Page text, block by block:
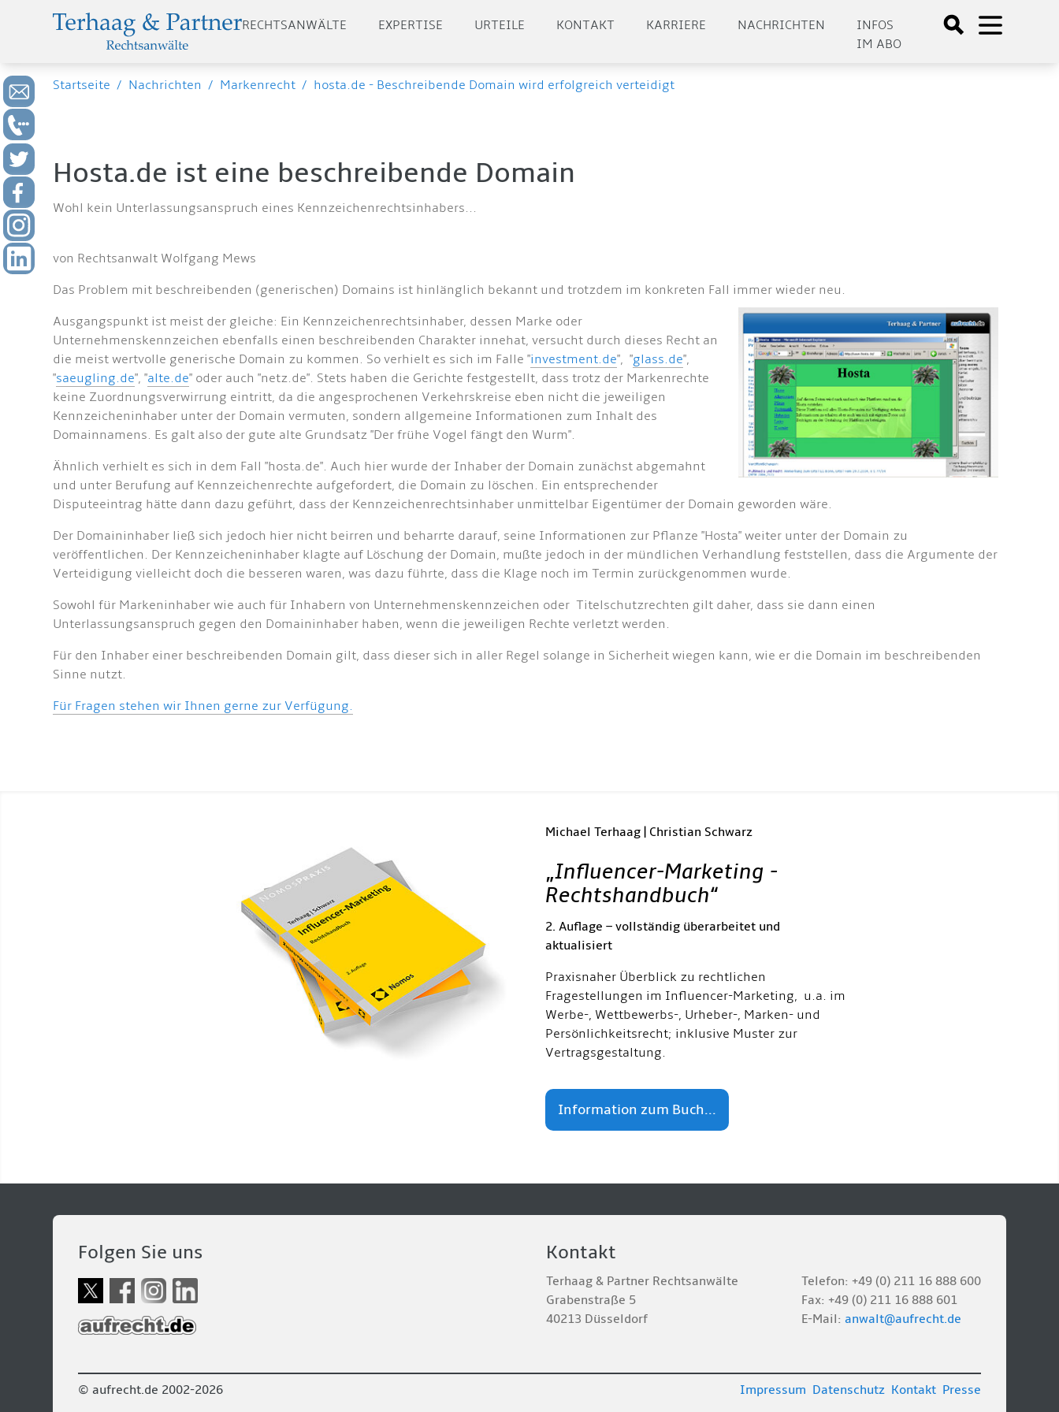
RECHTSANWÄLTE EXPERTISE URTEILE KONTAKT KARRIERE NACHRICHTEN
INFOS
IM ABO
Startseite / Nachrichten / Markenrecht / hosta.de - Beschreibende Domain wird erfolgreich verteidigt
Hosta.de ist eine beschreibende Domain
Wohl kein Unterlassungsanspruch eines Kennzeichenrechtsinhabers...
von Rechtsanwalt Wolfgang Mews
Das Problem mit beschreibenden (generischen) Domains ist hinlänglich bekannt und trotzdem im konkreten Fall immer wieder neu.
Ausgangspunkt ist meist der gleiche: Ein Kennzeichenrechtsinhaber, dessen Marke oder
Unternehmenskennzeichen ebenfalls einen beschreibenden Charakter innehat, versucht durch dieses Recht an
die meist wertvolle generische Domain zu kommen. So verhielt es sich im Falle "investment.de", "glass.de",
"saeugling.de", "alte.de" oder auch "netz.de". Stets haben die Gerichte festgestellt, dass trotz der Markenrechte
keine Zuordnungsverwirrung eintritt, da die angesprochenen Verkehrskreise eben nicht die jeweiligen
Kennzeicheninhaber unter der Domain vermuten, sondern allgemeine Informationen zum Inhalt des
Domainnamens. Es galt also der gute alte Grundsatz "Der frühe Vogel fängt den Wurm".
Ähnlich verhielt es sich in dem Fall "hosta.de". Auch hier wurde der Inhaber der Domain zunächst abgemahnt
und unter Berufung auf Kennzeichenrechte aufgefordert, die Domain zu löschen. Ein entsprechender
Disputeeintrag hätte dann dazu geführt, dass der Kennzeichenrechtsinhaber unmittelbar Eigentümer der Domain geworden wäre.
Der Domaininhaber ließ sich jedoch hier nicht beirren und beharrte darauf, seine Informationen zur Pflanze "Hosta" weiter unter der Domain zu
veröffentlichen. Der Kennzeicheninhaber klagte auf Löschung der Domain, mußte jedoch in der mündlichen Verhandlung feststellen, dass die Argumente der
Verteidigung vielleicht doch die besseren waren, was dazu führte, dass die Klage noch im Termin zurückgenommen wurde.
Sowohl für Markeninhaber wie auch für Inhabern von Unternehmenskennzeichen oder Titelschutzrechten gilt daher, dass sie dann einen
Unterlassungsanspruch gegen den Domaininhaber haben, wenn die jeweiligen Rechte verletzt werden.
Für den Inhaber einer beschreibenden Domain gilt, dass dieser sich in aller Regel solange in Sicherheit wiegen kann, wie er die Domain im beschreibenden
Sinne nutzt.
Für Fragen stehen wir Ihnen gerne zur Verfügung.
Michael Terhaag | Christian Schwarz
„Influencer-Marketing -
Rechtshandbuch“
2. Auflage – vollständig überarbeitet und
aktualisiert
Praxisnaher Überblick zu rechtlichen
Fragestellungen im Influencer-Marketing, u.a. im
Werbe-, Wettbewerbs-, Urheber-, Marken- und
Persönlichkeitsrecht; inklusive Muster zur
Vertragsgestaltung.
Information zum Buch...
Folgen Sie uns Kontakt
Terhaag & Partner Rechtsanwälte
Grabenstraße 5
40213 Düsseldorf
Telefon: +49 (0) 211 16 888 600
Fax: +49 (0) 211 16 888 601
E-Mail: anwalt@aufrecht.de
© aufrecht.de 2002-2026 Impressum Datenschutz Kontakt Presse